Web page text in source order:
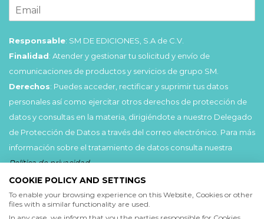
Responsable: SM DE EDICIONES, S.A de C.V.
Finalidad: Atender y gestionar tu solicitud y envío de
comunicaciones de productos y servicios de grupo SM.
Derechos: Puedes acceder, rectificar y suprimir tus datos
personales así como ejercitar otros derechos de protección de
datos y consultas en la materia, dirigiéndote a nuestro Delegado
de Protección de Datos a través del correo electrónico. Para más
información sobre el tratamiento de datos consulta nuestra
Política de privacidad.
He leído y acepto lasCondiciones de uso
COOKIE POLICY AND SETTINGS
To enable your browsing experience on this Website, Cookies or other
files with a similar functionality are used.